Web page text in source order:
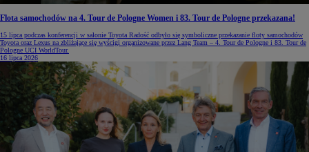
Flota samochodów na 4. Tour de Pologne Women i 83. Tour de Pologne przekazana!
15 lipca podczas konferencji w salonie Toyota Radość odbyło się symboliczne przekazanie floty samochodów
Toyota oraz Lexus na zbliżające się wyścigi organizowane przez Lang Team – 4. Tour de Pologne i 83. Tour de
Pologne UCI WorldTour.
16 lipca 2026